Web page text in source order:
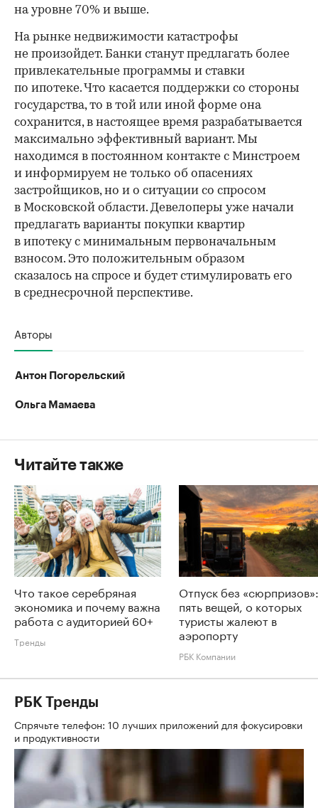
на уровне 70% и выше.
На рынке недвижимости катастрофы
не произойдет. Банки станут предлагать более
привлекательные программы и ставки
по ипотеке. Что касается поддержки со стороны
государства, то в той или иной форме она
сохранится, в настоящее время разрабатывается
максимально эффективный вариант. Мы
находимся в постоянном контакте с Минстроем
и информируем не только об опасениях
застройщиков, но и о ситуации со спросом
в Московской области. Девелоперы уже начали
предлагать варианты покупки квартир
в ипотеку с минимальным первоначальным
взносом. Это положительным образом
сказалось на спросе и будет стимулировать его
в среднесрочной перспективе.
Авторы
Антон Погорельский
Ольга Мамаева
Читайте также
Что такое серебряная
экономика и почему важна
работа с аудиторией 60+
Тренды
Отпуск без «сюрпризов»:
пять вещей, о которых
туристы жалеют в
аэропорту
РБК Компании
РБК Тренды
Спрячьте телефон: 10 лучших приложений для фокусировки
и продуктивности